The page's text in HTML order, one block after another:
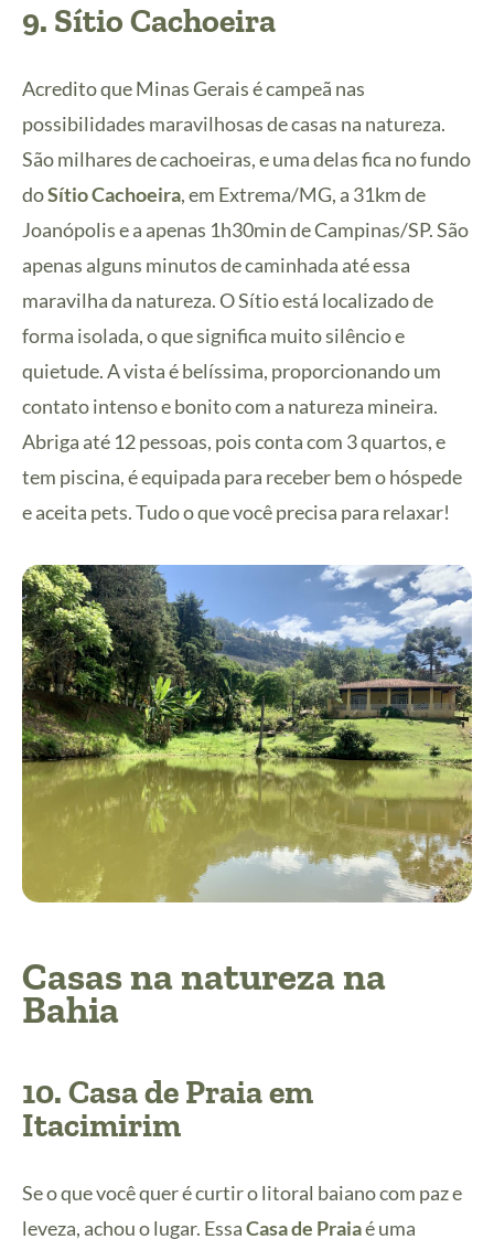
9. Sítio Cachoeira
Acredito que Minas Gerais é campeã nas
possibilidades maravilhosas de casas na natureza.
São milhares de cachoeiras, e uma delas fica no fundo
doSítio Cachoeira, em Extrema/MG, a 31km de
Joanópolis e a apenas 1h30min de Campinas/SP. São
apenas alguns minutos de caminhada até essa
maravilha da natureza. O Sítio está localizado de
forma isolada, o que significa muito silêncio e
quietude. A vista é belíssima, proporcionando um
contato intenso e bonito com a natureza mineira.
Abriga até 12 pessoas, pois conta com 3 quartos, e
tem piscina, é equipada para receber bem o hóspede
e aceita pets. Tudo o que você precisa para relaxar!
Casas na natureza na
Bahia
10.Casa de Praia em
Itacimirim
Se o que você quer é curtir o litoral baiano com paz e
leveza, achou o lugar. EssaCasa de Praiaé uma